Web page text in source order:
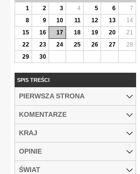
1
2 3 4 5 6
7
8
9 10 11 12 13
14
15
16 17 18 19 20
21
22
23 24 25 26 27
28
29
30
SPIS TREŚCI
PIERWSZA STRONA
KOMENTARZE
KRAJ
OPINIE
ŚWIAT